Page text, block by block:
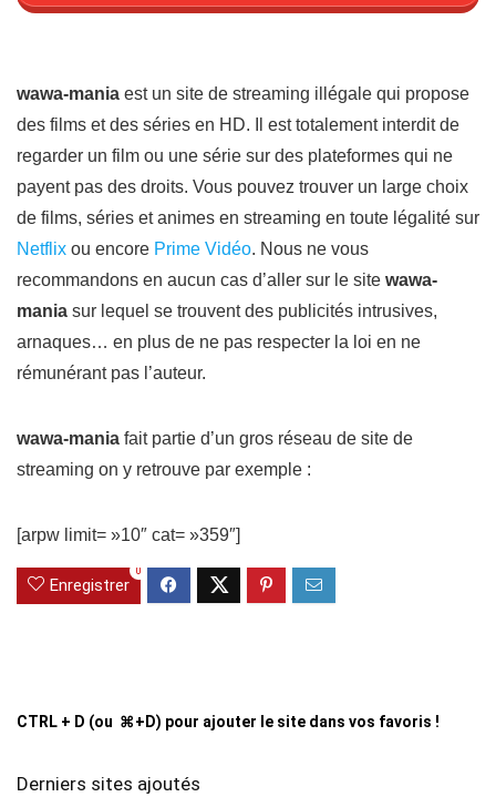
wawa-mania est un site de streaming illégale qui propose
des films et des séries en HD. Il est totalement interdit de
regarder un film ou une série sur des plateformes qui ne
payent pas des droits. Vous pouvez trouver un large choix
de films, séries et animes en streaming en toute légalité sur
Netflix ou encore Prime Vidéo. Nous ne vous
recommandons en aucun cas d’aller sur le site wawa-
mania sur lequel se trouvent des publicités intrusives,
arnaques… en plus de ne pas respecter la loi en ne
rémunérant pas l’auteur.
wawa-mania fait partie d’un gros réseau de site de
streaming on y retrouve par exemple :
[arpw limit= »10″ cat= »359″]
Enregistrer
0
CTRL + D (ou ⌘+D) pour ajouter le site dans vos favoris !
Derniers sites ajoutés